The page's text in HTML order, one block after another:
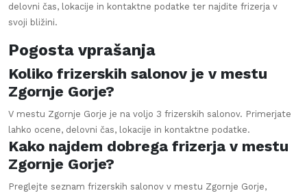
delovni čas, lokacije in kontaktne podatke ter najdite frizerja v
svoji bližini.
Pogosta vprašanja
Koliko frizerskih salonov je v mestu
Zgornje Gorje?
V mestu Zgornje Gorje je na voljo 3 frizerskih salonov. Primerjate
lahko ocene, delovni čas, lokacije in kontaktne podatke.
Kako najdem dobrega frizerja v mestu
Zgornje Gorje?
Preglejte seznam frizerskih salonov v mestu Zgornje Gorje,